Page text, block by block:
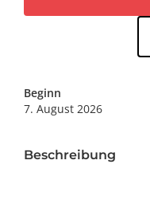
Beginn
7. August 2026
Beschreibung